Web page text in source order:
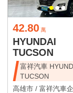
42.80 萬
HYUNDAI
TUCSON
富祥汽車
TUCSON
高雄市 / 富祥汽車